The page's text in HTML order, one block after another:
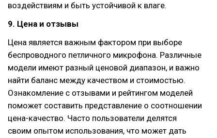
воздействиям и быть устойчивой к влаге.
9. Цена и отзывы
Цена является важным фактором при выборе
беспроводного петличного микрофона. Различные
модели имеют разный ценовой диапазон, и важно
найти баланс между качеством и стоимостью.
Ознакомление с отзывами и рейтингом моделей
поможет составить представление о соотношении
цена-качество. Часто пользователи делятся
своим опытом использования, что может дать